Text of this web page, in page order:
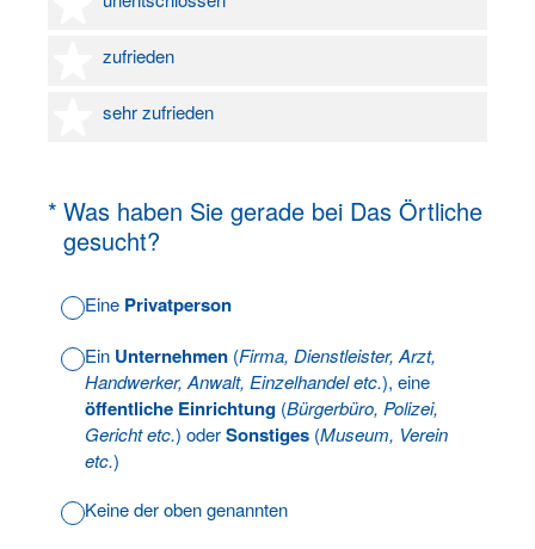
zufrieden
4 Sterne
sehr zufrieden
5 Sterne
* Was haben Sie gerade bei Das Örtliche
gesucht?
(Erforderlich.)
Eine Privatperson
Ein Unternehmen (Firma, Dienstleister, Arzt,
Handwerker, Anwalt, Einzelhandel etc.), eine
öffentliche Einrichtung (Bürgerbüro, Polizei,
Gericht etc.) oderSonstiges (Museum, Verein
etc.)
Keine der oben genannten